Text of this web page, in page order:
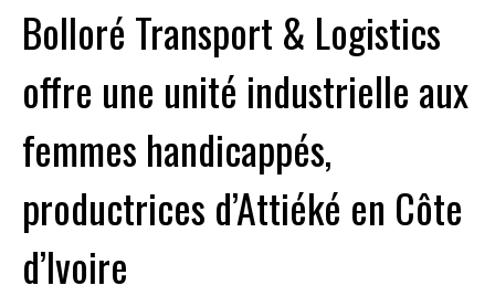
Bolloré Transport & Logistics
offre une unité industrielle aux
femmes handicappés,
productrices d’Attiéké en Côte
d’Ivoire